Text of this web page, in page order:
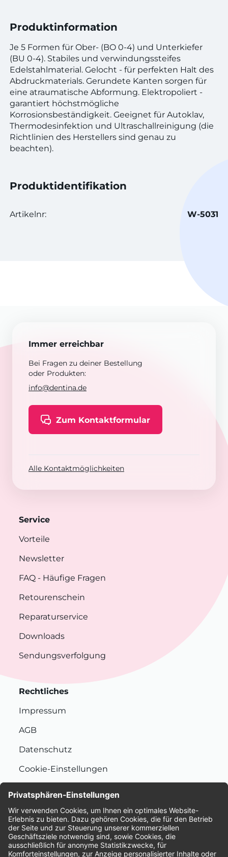
Produktinformation
Je 5 Formen für Ober- (BO 0-4) und Unterkiefer
(BU 0-4). Stabiles und verwindungssteifes
Edelstahlmaterial. Gelocht - für perfekten Halt des
Abdruckmaterials. Gerundete Kanten sorgen für
eine atraumatische Abformung. Elektropoliert -
garantiert höchstmögliche
Korrosionsbeständigkeit. Geeignet für Autoklav,
Thermodesinfektion und Ultraschallreinigung (die
Richtlinien des Herstellers sind genau zu
beachten).
Produktidentifikation
Artikelnr: W-5031
Immer erreichbar
Bei Fragen zu deiner Bestellung
oder Produkten:
info@dentina.de
Zum Kontaktformular
Alle Kontaktmöglichkeiten
Service
Vorteile
Newsletter
FAQ - Häufige Fragen
Retourenschein
Reparaturservice
Downloads
Sendungsverfolgung
Rechtliches
Impressum
AGB
Datenschutz
Cookie-Einstellungen
Bewertungen